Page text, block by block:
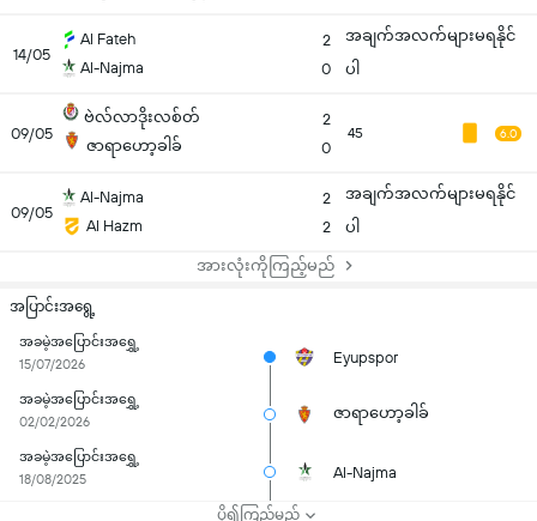
14/05
Al Fateh
Al-Najma
2
0
အချက်အလက်များမရနိုင်
ပါ
09/05
ဗဲလ်လာဒိုးလစ်တ်
ဇာရာဟော့ခါခ်
2
0
45 6.0
09/05
Al-Najma
Al Hazm
2
2
အချက်အလက်များမရနိုင်
ပါ
အားလုံးကိုကြည့်မည်
အပြာင်းအရွေ့
အခမဲ့အပြောင်းအရွှေ့
15/07/2026
Eyupspor
အခမဲ့အပြောင်းအရွှေ့
02/02/2026
ဇာရာဟော့ခါခ်
အခမဲ့အပြောင်းအရွှေ့
18/08/2025
Al-Najma
ပို၍ကြည့်မည်